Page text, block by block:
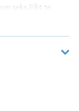
seks lijkt te
raar dat zij 'het'
het Friese
zijn vrouw een